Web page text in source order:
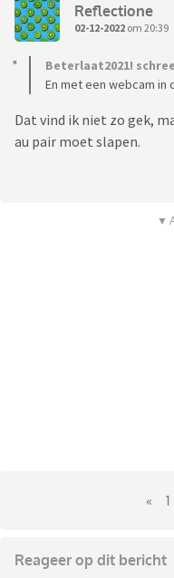
Reflectione
02-12-2022 om 20:39
Beterlaat2021!
En met een webcam in
Dat vind ik niet zo gek,
au pair moet slapen.
▼
« 1
Reageer op dit bericht